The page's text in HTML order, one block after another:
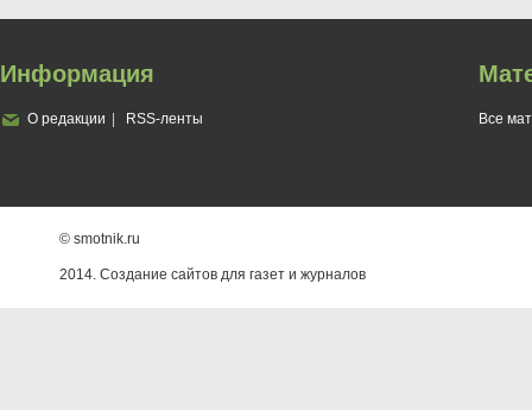
Информация
О редакции RSS-ленты Все
© smotnik.ru
2014. Создание сайтов для газет и журналов